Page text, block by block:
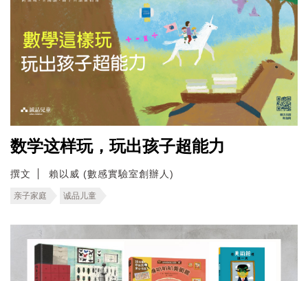
数学这样玩，玩出孩子超能力
撰文 賴以威 (數感實驗室創辦人)
亲子家庭 诚品儿童